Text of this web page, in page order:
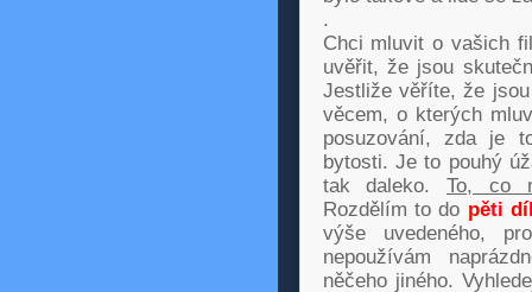
.
Chci mluvit o vašich
uvěřit, že jsou
Jestliže věříte, že
věcem, o kterých
posuzování, zda je
bytosti. Je to pouhý
tak daleko. To, co
Rozdělím to do pěti
výše uvedeného,
nepoužívám
něčeho jiného.